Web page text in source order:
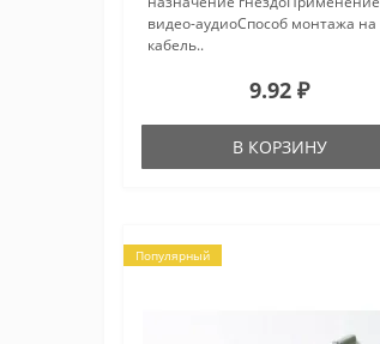
видео-аудиоСпособ монтажа на
кабель..
9.92 ₽
В КОРЗИНУ
Популярный